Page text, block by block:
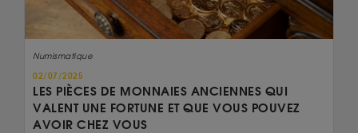
Numismatique
02/07/2025
LES PIÈCES DE MONNAIES ANCIENNES QUI
VALENT UNE FORTUNE ET QUE VOUS POUVEZ
AVOIR CHEZ VOUS